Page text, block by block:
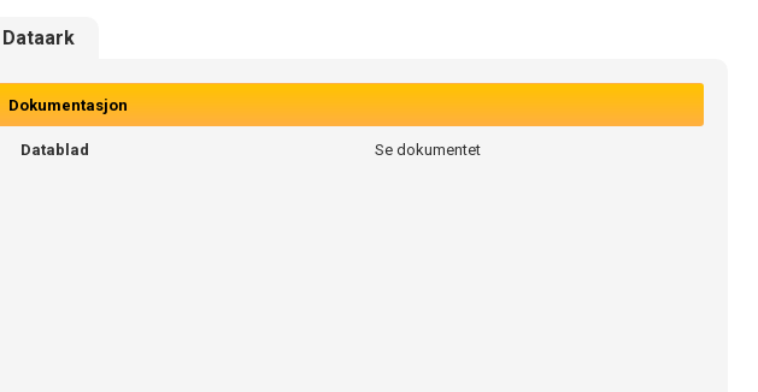
Dataark
Dokumentasjon
Datablad Se dokumentet